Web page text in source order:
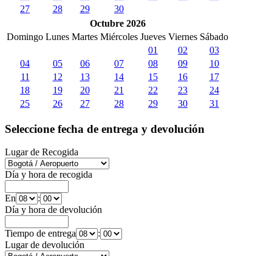
27
28 29
30
Octubre 2026
Domingo Lunes Martes Miércoles Jueves Viernes Sábado
01
02
03
04
05 06 07 08 09
10
11
12 13 14 15 16
17
18
19 20 21 22 23
24
25
26 27 28 29 30 31
Seleccione fecha de entrega y devolución
Lugar de Recogida
Día y hora de recogida
En
:
Día y hora de devolución
Tiempo de entrega
:
Lugar de devolución